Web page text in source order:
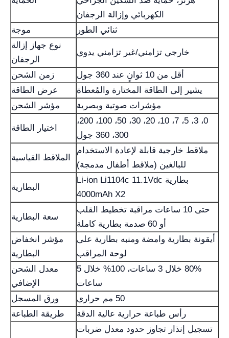
الكهربائي وإزالة الرجفان
موجة
ثنائي الطور
نوع جهاز إزالة
الرجفان
خارجي تزامني/غير تزامني يدوي
زمن الشحن
أقل من 10 ثوانٍ عند 360 جول
عرض الطاقة
يشير إلى الطاقة المختارة والمُعطاة
مؤشر الشحن
مؤشرات صوتية وبصرية
اختيار الطاقة
0، 3، 5، 7، 10، 20، 30، 50، 100، 200،
300، 360 جول
الملاقط القياسية
ملاقط خارجية قابلة لإعادة الاستخدام
للبالغين (ملاقط أطفال مدمجة)
البطارية
بطارية Li-ion Li1104c 11.1Vdc
4000mAh X2
سعة البطارية
حتى 10 ساعات مراقبة تخطيط القلب
أو 60 صدمة بطارية كاملة
مؤشر انخفاض
البطارية
أيقونة بطارية وامضة ومنبه بطارية على
لوحة المراقب
معدل الشحن
الإضافي
80% خلال 3 ساعات، 100% خلال 5
ساعات
ورق المسجل
50 مم حراري
طريقة الطباعة
رأس طباعة حرارية عالية الدقة
تسجيل إنذار تجاوز حدود معدل ضربات